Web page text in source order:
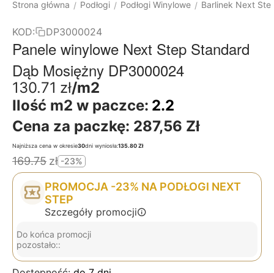
Strona główna / Podłogi / Podłogi Winylowe / Barlinek Next
KOD: DP3000024
Panele winylowe Next Step Standard
Dąb Mosiężny DP3000024
130.71 zł/m2
Ilość m2 w paczce: 2.2
Cena za paczkę: 287,56 Zł
Najniższa cena w okresie30dni wyniosła:135.80 Zł
169.75 zł -23%
PROMOCJA -23% NA PODŁOGI NEXT
STEP
Szczegóły promocji
Do końca promocji
pozostało::